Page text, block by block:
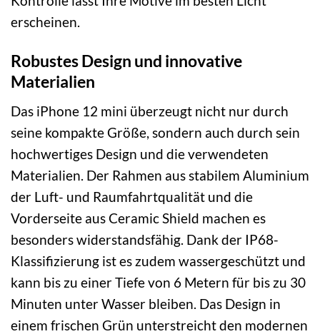
erscheinen.
Robustes Design und innovative
Materialien
Das iPhone 12 mini überzeugt nicht nur durch
seine kompakte Größe, sondern auch durch sein
hochwertiges Design und die verwendeten
Materialien. Der Rahmen aus stabilem Aluminium
der Luft- und Raumfahrtqualität und die
Vorderseite aus Ceramic Shield machen es
besonders widerstandsfähig. Dank der IP68-
Klassifizierung ist es zudem wassergeschützt und
kann bis zu einer Tiefe von 6 Metern für bis zu 30
Minuten unter Wasser bleiben. Das Design in
einem frischen Grün unterstreicht den modernen